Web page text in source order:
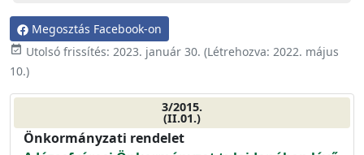
Megosztás Facebook-on
event_available Utolsó frissítés: 2023. január 30. (Létrehozva: 2022. május
10.)
3/2015.
(II.01.)
Önkormányzati rendelet